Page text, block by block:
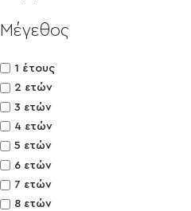
Μέγεθος
1 έτους
2 ετών
3 ετών
4 ετών
5 ετών
6 ετών
7 ετών
8 ετών